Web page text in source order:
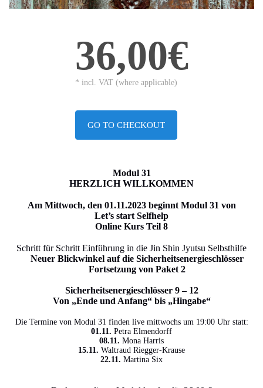
36,00€
* incl. VAT (where applicable)
GO TO CHECKOUT
Modul 31
HERZLICH WILLKOMMEN
Am Mittwoch, den 01.11.2023 beginnt Modul 31 von
Let’s start Selfhelp
Online Kurs Teil 8
Schritt für Schritt Einführung in die Jin Shin Jyutsu Selbsthilfe
Neuer Blickwinkel auf die Sicherheitsenergieschlösser
Fortsetzung von Paket 2
Sicherheitsenergieschlösser 9 – 12
Von „Ende und Anfang“ bis „Hingabe“
Die Termine von Modul 31 finden live mittwochs um 19:00 Uhr statt:
01.11. Petra Elmendorff
08.11. Mona Harris
15.11. Waltraud Riegger-Krause
22.11. Martina Six